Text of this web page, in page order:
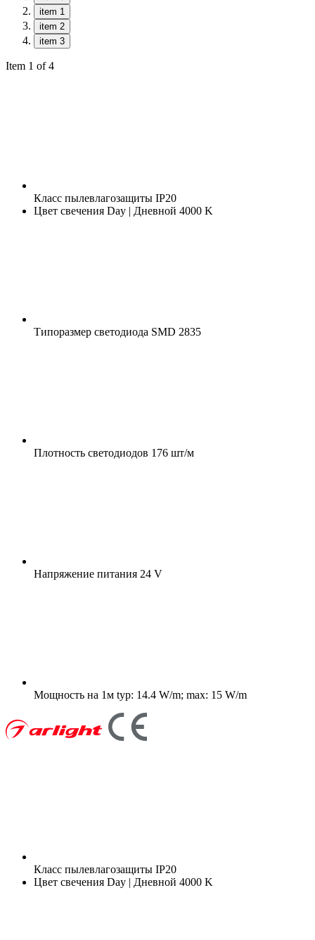
item 1
item 2
item 3
Item 1 of 4
Класс пылевлагозащиты IP20
Цвет свечения Day | Дневной 4000 K
Типоразмер светодиода SMD 2835
Плотность светодиодов 176 шт/м
Напряжение питания 24 V
Мощность на 1м typ: 14.4 W/m; max: 15 W/m
Класс пылевлагозащиты IP20
Цвет свечения Day | Дневной 4000 K